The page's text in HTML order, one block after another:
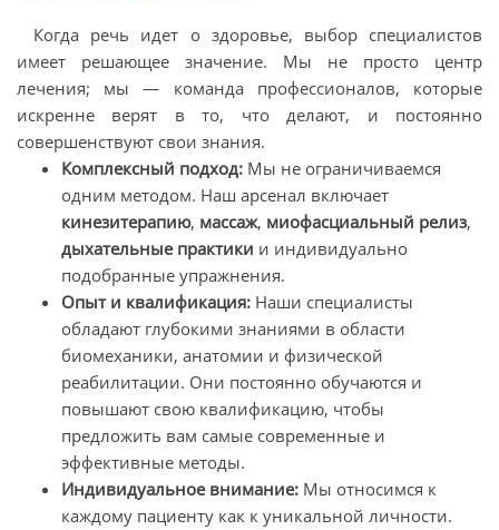
Когда речь идет о здоровье, выбор специалистов
имеет решающее значение. Мы не просто центр
лечения; мы — команда профессионалов, которые
искренне верят в то, что делают, и постоянно
совершенствуют свои знания.
Комплексный подход: Мы не ограничиваемся
одним методом. Наш арсенал включает
кинезитерапию, массаж, миофасциальный релиз,
дыхательные практики и индивидуально
подобранные упражнения.
Опыт и квалификация: Наши специалисты
обладают глубокими знаниями в области
биомеханики, анатомии и физической
реабилитации. Они постоянно обучаются и
повышают свою квалификацию, чтобы
предложить вам самые современные и
эффективные методы.
Индивидуальное внимание: Мы относимся к
каждому пациенту как к уникальной личности.